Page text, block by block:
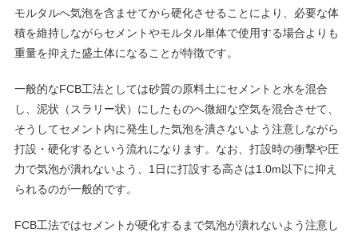
モルタルへ気泡を含ませてから硬化させることにより、必要な体
積を維持しながらセメントやモルタル単体で使用する場合よりも
重量を抑えた盛土体になることが特徴です。
一般的なFCB工法としては砂質の原料土にセメントと水を混合
し、泥状（スラリー状）にしたものへ微細な空気を混合させて、
そうしてセメント内に発生した気泡を潰さないよう注意しながら
打設・硬化するという流れになります。なお、打設時の衝撃や圧
力で気泡が潰れないよう、1日に打設する高さは1.0m以下に抑え
られるのが一般的です。
FCB工法ではセメントが硬化するまで気泡が潰れないよう注意し